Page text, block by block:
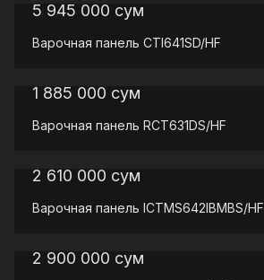
5 945 000 сум
Варочная панель CTI641SD/HF
1 885 000 сум
Варочная панель RCT631DS/HF
2 610 000 сум
Варочная панель ICTMS642IBMBS/HF
2 900 000 сум